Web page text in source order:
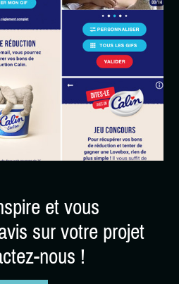
et vous
sur votre projet
nous !